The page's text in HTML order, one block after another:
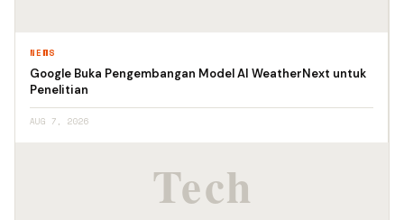
NEWS
Google Buka Pengembangan Model AI WeatherNext untuk
Penelitian
AUG 7, 2026